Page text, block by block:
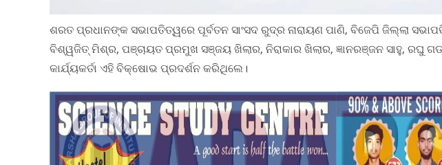
ଶରତ ପ୍ରଧାନଙ୍କ ସଭାପତିତ୍ୱରେ ପୂର୍ବତନ ସାଂସଦ ରୁଦ୍ର ନାରାୟଣ ପାଣି, ବିଜେପି ଜିଲ୍ଲା
ବିଶ୍ୱଜିତ୍ ମିଶ୍ର, ପଞ୍ଚାୟତ ପ୍ରମୁଖ ସଞ୍ଜୟ ଖିଲାର, ନିରାକାର ଖିଲାର, ଜ୍ଞାନରଞ୍ଜନ ସାହୁ, ରଘୁ
କାର୍ଯ୍ୟକର୍ତା ଏହି ବିକ୍ଷୋଭ ପ୍ରଦର୍ଶନ କରିଥିଲେ।